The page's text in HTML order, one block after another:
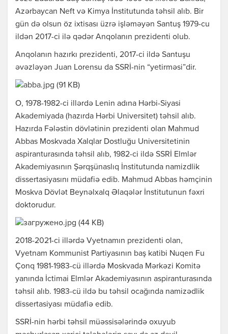
Azərbaycan Neft və Kimya İnstitutunda təhsil alıb. Bir
gün də olsun öz ixtisası üzrə işləməyən Santuş 1979-cu
ildən 2017-ci ilə qədər Anqolanın prezidenti olub.
Anqolanın hazırkı prezidenti, 2017-ci ildə Santuşu
əvəzləyən Juan Lorensu da SSRİ-nin “yetirməsi”dir.
O, 1978-1982-ci illərdə Lenin adına Hərbi-Siyasi
Akademiyada (hazırda Hərbi Universitet) təhsil alıb.
Hazırda Fələstin dövlətinin prezidenti olan Mahmud
Abbas Moskvada Xalqlar Dostluğu Universitetinin
aspiranturasında təhsil alıb, 1982-ci ildə SSRİ Elmlər
Akademiyasının Şərqşünaslıq İnstitutunda namizdlik
dissertasiyasını müdafiə edib. Mahmud Abbas həmçinin
Moskva Dövlət Beynəlxalq Əlaqələr İnstitutunun fəxri
doktorudur.
2018-2021-ci illərdə Vyetnamın prezidenti olan,
Vyetnam Kommunist Partiyasının baş katibi Nuqen Fu
Çonq 1981-1983-cü illərdə Moskvada Mərkəzi Komitə
yanında İctimai Elmlər Akademiyasının aspiranturasında
təhsil alıb. 1983-cü ildə bu təhsil ocağında namizədlik
dissertasiyası müdafiə edib.
SSRİ-nin hərbi təhsil müəssisələrində oxuyub